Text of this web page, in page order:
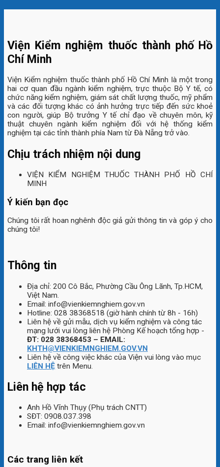
Viện Kiểm nghiệm thuốc thành phố Hồ
Chí Minh
Viện Kiểm nghiệm thuốc thành phố Hồ Chí Minh là một trong
hai cơ quan đầu ngành kiểm nghiệm, trực thuộc Bộ Y tế, có
chức năng kiểm nghiệm, giám sát chất lượng thuốc, mỹ phẩm
và các đối tượng khác có ảnh hưởng trực tiếp đến sức khoẻ
con người, giúp Bộ trưởng Y tế chỉ đạo về chuyên môn, kỹ
thuật chuyên ngành kiểm nghiệm đối với hệ thống kiểm
nghiệm tại các tỉnh thành phía Nam từ Đà Nẵng trở vào.
Chịu trách nhiệm nội dung
VIỆN KIỂM NGHIỆM THUỐC THÀNH PHỐ HỒ CHÍ
MINH
Ý kiến bạn đọc
Chúng tôi rất hoan nghênh độc giả gửi thông tin và góp ý cho
chúng tôi!
Thông tin
Địa chỉ: 200 Cô Bắc, Phường Cầu Ông Lãnh, Tp.HCM,
Việt Nam.
Email: info@vienkiemnghiem.gov.vn
Hotline: 028 38368518 (giờ hành chính từ 8h - 16h)
Liên hệ về gửi mẫu, dịch vụ kiểm nghiệm và công tác
mạng lưới vui lòng liên hệ Phòng Kế hoạch tổng hợp -
ĐT: 028 38368453 – EMAIL:
KHTH@VIENKIEMNGHIEM.GOV.VN
Liên hệ về công việc khác của Viện vui lòng vào mục
LIÊN HỆ trên Menu.
Liên hệ hợp tác
Anh Hồ Vĩnh Thụy (Phụ trách CNTT)
SĐT: 0908.037.398
Email: info@vienkiemnghiem.gov.vn
Các trang liên kết